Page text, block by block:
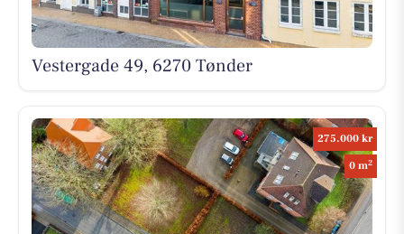
Vestergade 49, 6270 Tønder
275.000 kr
0 m2